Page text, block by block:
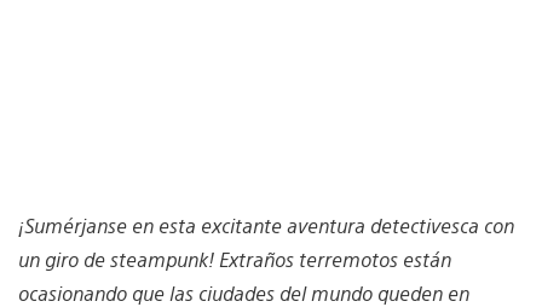
¡Sumérjanse en esta excitante aventura detectivesca con
un giro de steampunk! Extraños terremotos están
ocasionando que las ciudades del mundo queden en